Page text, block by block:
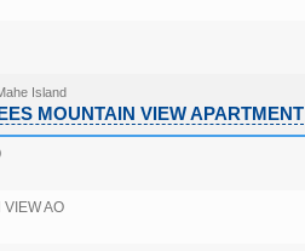
Island
MOUNTAIN VIEW APARTMENT
AO